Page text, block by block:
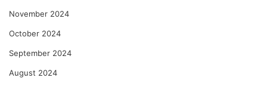
November 2024
October 2024
September 2024
August 2024